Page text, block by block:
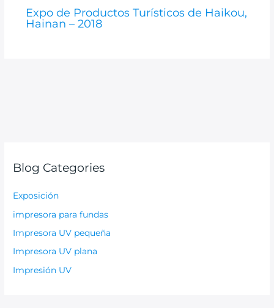
Expo de Productos Turísticos de Haikou,
Hainan – 2018
Blog Categories
Exposición
impresora para fundas
Impresora UV pequeña
Impresora UV plana
Impresión UV